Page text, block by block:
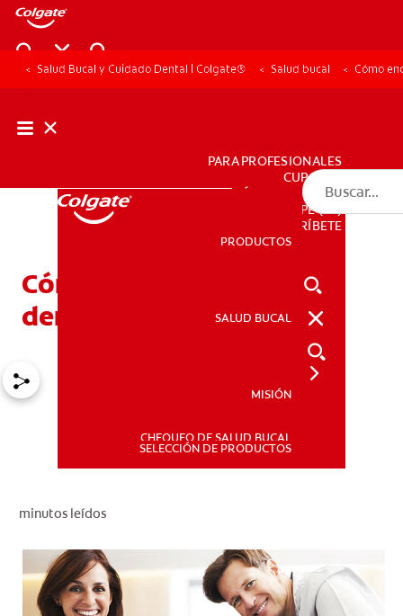
PRODUCTOS
PARA PROFESIONALES
PARA PROFESIONALES
CUPONES
DÓNDE COMPRAR
PE (ES)
SUSCRÍBETE
PRODUCTOS
SALUD BUCAL
MISIÓN
CHEQUEO DE SALUD BUCAL
SELECCIÓN DE PRODUCTOS
Salud Bucal y Cuidado Dental | Colgate® Salud bucal Cómo
Cómo encontrar el mejor
dentista cerca de usted
minutos leídos